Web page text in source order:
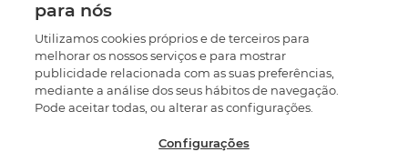
para nós
Utilizamos cookies próprios e de terceiros para
melhorar os nossos serviços e para mostrar
publicidade relacionada com as suas preferências,
mediante a análise dos seus hábitos de navegação.
Pode aceitar todas, ou alterar as configurações.
Configurações